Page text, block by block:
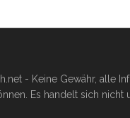
- Keine Gewähr, alle
Es handelt sich